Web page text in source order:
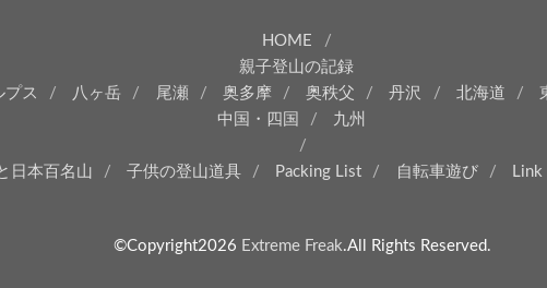
HOME
親子登山の記録
プス 八ヶ岳 尾瀬 奥多摩 奥秩父 丹沢 北海道
中国・四国
九州
日本百名山 子供の登山道具 Packing List 自転車遊び Link
©Copyright2026 Extreme Freak.All Rights Reserved.